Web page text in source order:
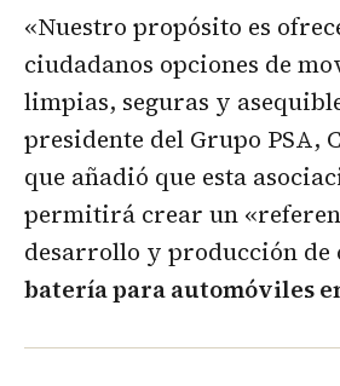
«Nuestro propósito es
ciudadanos opciones de
limpias, seguras y
presidente del Grupo PSA,
que añadió que esta
permitirá crear un
desarrollo y producción de
batería para automóviles